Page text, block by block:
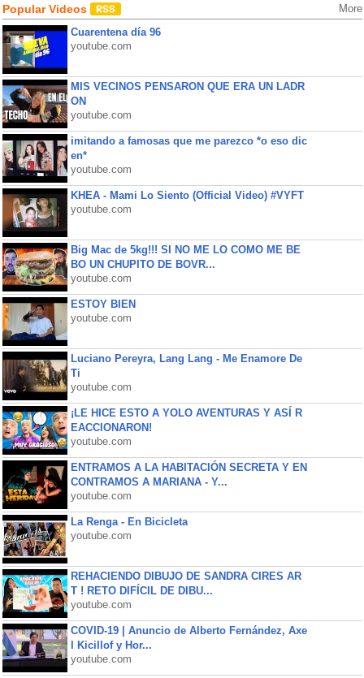
Popular Videos More
Cuarentena día 96
youtube.com
MIS VECINOS PENSARON QUE ERA UN LADR
ON
youtube.com
imitando a famosas que me parezco *o eso dic
en*
youtube.com
KHEA - Mami Lo Siento (Official Video) #VYFT
youtube.com
Big Mac de 5kg!!! SI NO ME LO COMO ME BE
BO UN CHUPITO DE BOVR...
youtube.com
ESTOY BIEN
youtube.com
Luciano Pereyra, Lang Lang - Me Enamore De
Ti
youtube.com
¡LE HICE ESTO A YOLO AVENTURAS Y ASÍ R
EACCIONARON!
youtube.com
ENTRAMOS A LA HABITACIÓN SECRETA Y EN
CONTRAMOS A MARIANA - Y...
youtube.com
La Renga - En Bicicleta
youtube.com
REHACIENDO DIBUJO DE SANDRA CIRES AR
T ! RETO DIFÍCIL DE DIBU...
youtube.com
COVID-19 | Anuncio de Alberto Fernández, Axe
l Kicillof y Hor...
youtube.com